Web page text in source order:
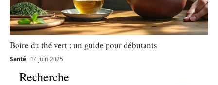
Boire du thé vert : un guide pour débutants
Santé 14 juin 2025
Recherche